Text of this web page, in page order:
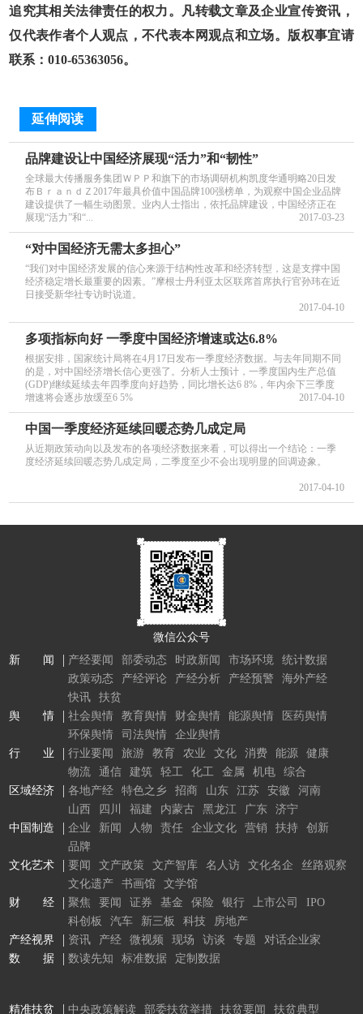
追究其相关法律责任的权力。凡转载文章及企业宣传资讯，
仅代表作者个人观点，不代表本网观点和立场。版权事宜请
联系：010-65363056。
延伸阅读
品牌建设让中国经济展现“活力”和“韧性”
全球最大传播服务集团ＷＰＰ和旗下的市场调研机构凯度华通明略20日发
布ＢｒａｎｄＺ2017年最具价值中国品牌100强榜单，为观察中国企业品牌
建设提供了一幅生动图景。业内人士指出，依托品牌建设，中国经济正在
展现“活力”和“...
2017-03-23
“对中国经济无需太多担心”
“我们对中国经济发展的信心来源于结构性改革和经济转型，这是支撑中国
经济稳定增长最重要的因素。”摩根士丹利亚太区联席首席执行官孙玮在近
日接受新华社专访时说道。
2017-04-10
多项指标向好 一季度中国经济增速或达6.8%
根据安排，国家统计局将在4月17日发布一季度经济数据。与去年同期不同
的是，对中国经济增长信心更强了。分析人士预计，一季度国内生产总值
(GDP)继续延续去年四季度向好趋势，同比增长达6 8%，年内余下三季度
增速将会逐步放缓至6 5%
2017-04-10
中国一季度经济延续回暖态势几成定局
从近期政策动向以及发布的各项经济数据来看，可以得出一个结论：一季
度经济延续回暖态势几成定局，二季度至少不会出现明显的回调迹象。
2017-04-10
微信公众号
新 闻
产经要闻 部委动态 时政新闻 市场环境
统计数据
政策动态
产经评论 产经分析 产经预警
海外产经
快讯
扶贫
舆 情
社会舆情 教育舆情 财金舆情 能源舆情
医药舆情
环保舆情
司法舆情
企业舆情
行 业
行业要闻 旅游 教育 农业 文化 消费 能源
健康
物流
通信 建筑 轻工 化工 金属 机电
综合
区域经济
各地产经 特色之乡 招商 山东 江苏 安徽
河南
山西
四川 福建 内蒙古 黑龙江 广东
济宁
中国制造
企业 新闻 人物 责任 企业文化 营销 扶持
创新
品牌
文化艺术
要闻 文产政策 文产智库 名人访 文化名企
丝路观察
文化遗产
书画馆
文学馆
财 经
聚焦 要闻 证券 基金 保险 银行 上市公司
IPO
科创板
汽车 新三板 科技
房地产
产经视界
资讯 产经 微视频 现场 访谈 专题
对话企业家
数 据
数读先知 标准数据 定制数据
精准扶贫 中央政策解读 部委扶贫举措 扶贫要闻 扶贫典型